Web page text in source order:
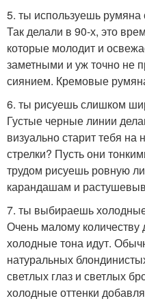
5. ты используешь румяна
Так делали в 90-х, это
которые молодит и
заметными и уж точно не
сиянием. Кремовые
6. ты рисуешь слишком
Густые черные линии
визуально старит тебя
стрелки? Пусть они
трудом рисуешь ровную
карандашам и
7. ты выбираешь
Очень малому количеству
холодные тона идут.
натуральных
светлых глаз и светлых
холодные оттенки